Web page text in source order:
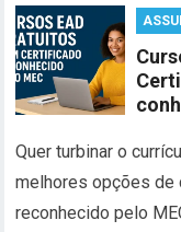
Quer turbinar o
melhores opções de
reconhecido pelo